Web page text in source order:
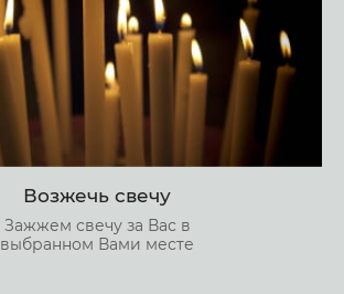
Возжечь свечу
Зажжем свечу за Вас в
выбранном Вами месте